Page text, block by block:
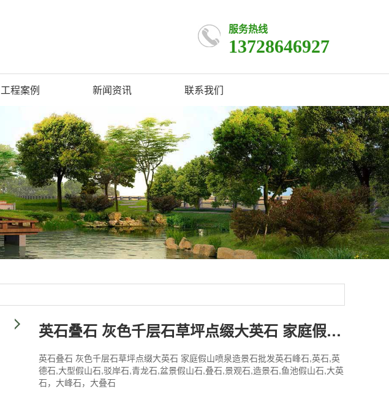
服务热线
13728646927
工程案例 新闻资讯 联系我们
英石叠石 灰色千层石草坪点缀大英石 家庭假山喷泉造景石批发
英石叠石 灰色千层石草坪点缀大英石 家庭假山喷泉造景石批发英石峰石,英石,英
德石,大型假山石,驳岸石,青龙石,盆景假山石,叠石,景观石,造景石,鱼池假山石,大英
石，大峰石，大叠石